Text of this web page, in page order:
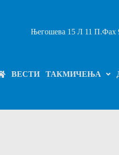
Његошева 15 Л 11 П.Фах
ВЕСТИ ТАКМИЧЕЊА